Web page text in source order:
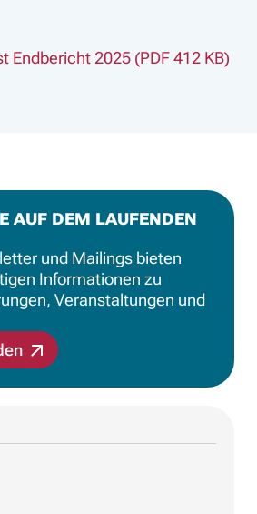
Endbericht 2025 (PDF 412 KB)
AUF DEM LAUFENDEN
und Mailings bieten
Informationen zu
Veranstaltungen und